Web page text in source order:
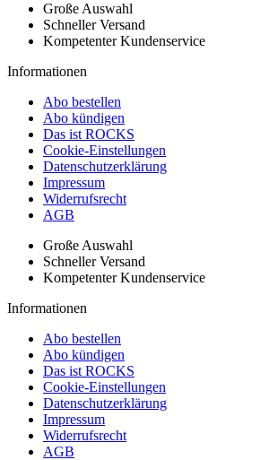
Große Auswahl
Schneller Versand
Kompetenter Kundenservice
Informationen
Abo bestellen
Abo kündigen
Das ist ROCKS
Cookie-Einstellungen
Datenschutzerklärung
Impressum
Widerrufsrecht
AGB
Große Auswahl
Schneller Versand
Kompetenter Kundenservice
Informationen
Abo bestellen
Abo kündigen
Das ist ROCKS
Cookie-Einstellungen
Datenschutzerklärung
Impressum
Widerrufsrecht
AGB